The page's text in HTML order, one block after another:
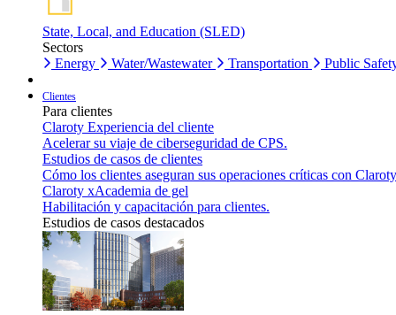
State, Local, and Education (SLED)
Sectors
Energy
Water/Wastewater Transportation Public
Clientes
Para clientes
Claroty Experiencia del cliente
Acelerar su viaje de ciberseguridad de CPS.
Estudios de casos de clientes
Cómo los clientes aseguran sus operaciones críticas con
Claroty xAcademia de gel
Habilitación y capacitación para clientes.
Estudios de casos destacados